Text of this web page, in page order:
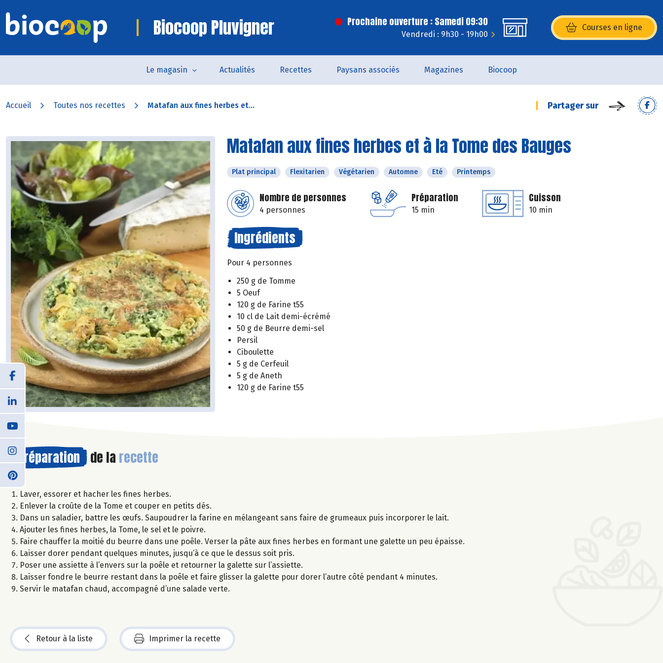
Biocoop Pluvigner Prochaine ouverture : Samedi 09:30
Vendredi : 9h30 - 19h00
Courses en ligne
(s’ouvre dans une nouvelle
Le magasin Actualités Recettes Paysans associés Magazines Biocoop
Accueil Toutes nos recettes Matafan aux fines herbes et... Partager sur
Matafan aux fines herbes et à la Tome des Bauges
Plat principal Flexitarien Végétarien Automne Eté Printemps
Nombre de personnes
4 personnes
Préparation
15 min
Cuisson
10 min
Ingrédients
Pour 4 personnes
250 g de Tomme
5 Oeuf
120 g de Farine t55
10 cl de Lait demi-écrémé
50 g de Beurre demi-sel
Persil
Ciboulette
5 g de Cerfeuil
5 g de Aneth
120 g de Farine t55
Préparation de la recette
Laver, essorer et hacher les fines herbes.
Enlever la croûte de la Tome et couper en petits dés.
Dans un saladier, battre les œufs. Saupoudrer la farine en mélangeant sans faire de grumeaux puis incorporer le lait.
Ajouter les fines herbes, la Tome, le sel et le poivre.
Faire chauffer la moitié du beurre dans une poêle. Verser la pâte aux fines herbes en formant une galette un peu épaisse.
Laisser dorer pendant quelques minutes, jusqu’à ce que le dessus soit pris.
Poser une assiette à l’envers sur la poêle et retourner la galette sur l’assiette.
Laisser fondre le beurre restant dans la poêle et faire glisser la galette pour dorer l’autre côté pendant 4 minutes.
Servir le matafan chaud, accompagné d’une salade verte.
Retour à la liste Imprimer la recette